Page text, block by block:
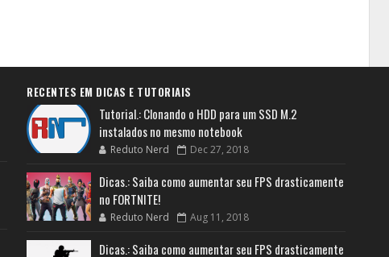
RECENTES EM DICAS E TUTORIAIS
Tutorial.: Clonando o HDD para um SSD M.2
instalados no mesmo notebook
Reduto Nerd Dec 27, 2018
Dicas.: Saiba como aumentar seu FPS drasticamente
no FORTNITE!
Reduto Nerd Aug 11, 2018
Dicas.: Saiba como aumentar seu FPS drasticamente